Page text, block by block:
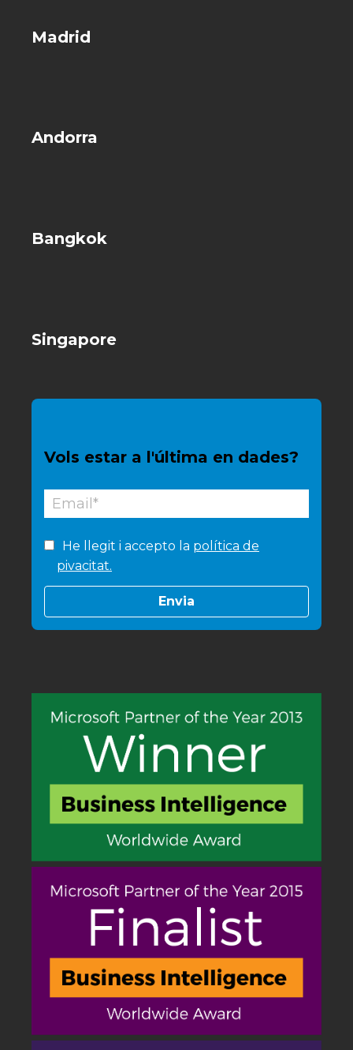
Madrid
Andorra
Bangkok
Singapore
Vols estar a l'última en dades?
He llegit i accepto la política de
pivacitat.